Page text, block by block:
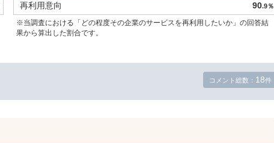
再利用意向
90.9％
※当調査における「どの程度その企業のサービスを再利用したいか」の回答結
果から算出した割合です。
コメント総数： 18件